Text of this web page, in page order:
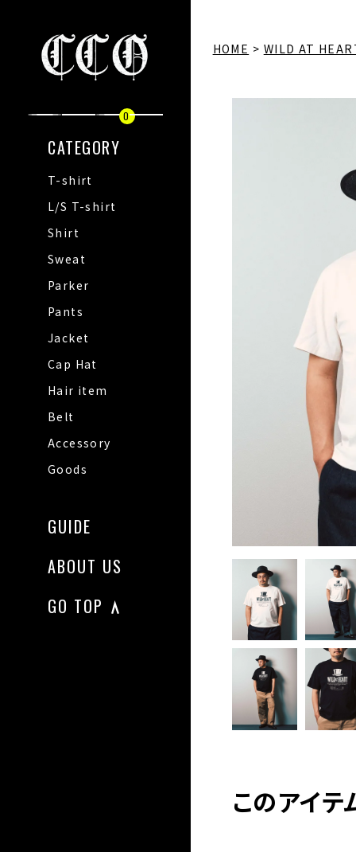
0
CATEGORY
T-shirt
L/S T-shirt
Shirt
Sweat
Parker
Pants
Jacket
Cap Hat
Hair item
Belt
Accessory
Goods
GUIDE
ABOUT US
GO TOP
HOME WILD AT
このアイ